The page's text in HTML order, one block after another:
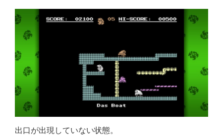
出口が出現していない状態。